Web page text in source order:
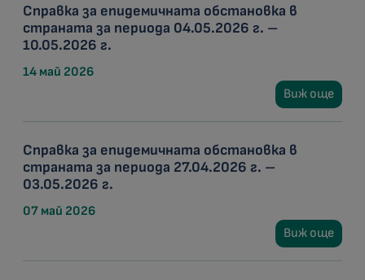
Справка за епидемичната обстановка в
страната за периода 04.05.2026 г. –
10.05.2026 г.
14 май 2026
Виж още
Справка за епидемичната обстановка в
страната за периода 27.04.2026 г. –
03.05.2026 г.
07 май 2026
Виж още